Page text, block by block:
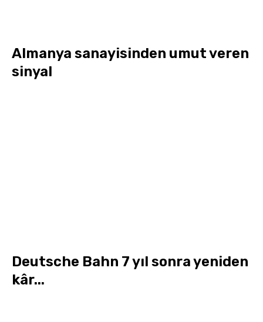
Almanya sanayisinden umut veren
sinyal
Deutsche Bahn 7 yıl sonra yeniden
kâr...